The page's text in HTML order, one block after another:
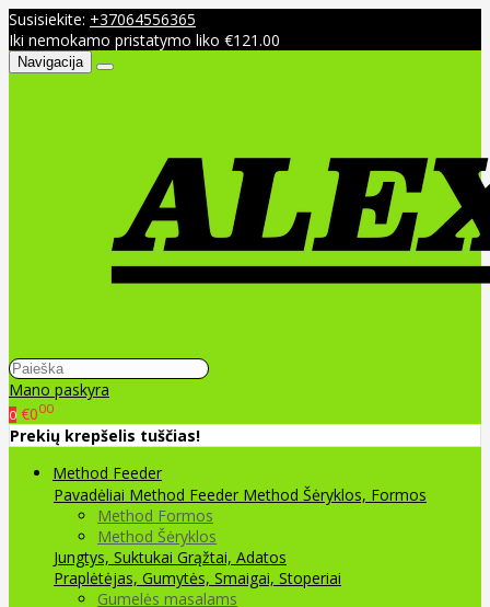
Susisiekite: +37064556365
Iki nemokamo pristatymo liko €121.00
Navigacija
Mano paskyra
0 €000
Prekių krepšelis tuščias!
Method Feeder
Pavadėliai Method Feeder Method Šėryklos, Formos
Method Formos
Method Šėryklos
Jungtys, Suktukai Grąžtai, Adatos
Praplėtėjas, Gumytės, Smaigai, Stoperiai
Gumelės masalams